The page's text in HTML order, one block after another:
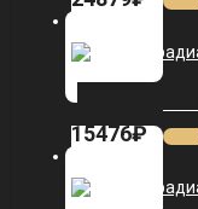
15476₽